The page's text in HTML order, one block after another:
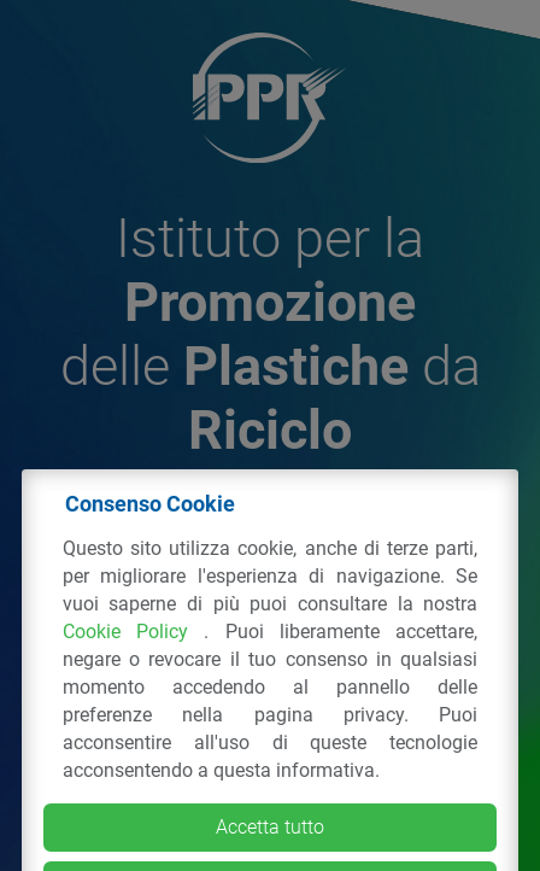
Istituto per la
Promozione
delle Plastiche da
Riciclo
Plastiche da Riciclo
C.F. 97381090154
Via San Vittore 36 20123Milano (MI)
Tel.: 02 43928225.
Tutti i diritti riservati Privacy Policy &Cookie
Consenso Cookie
Questo sito utilizza cookie, anche di terze parti,
per migliorare l'esperienza di navigazione. Se
vuoi saperne di più puoi consultare la nostra
Cookie Policy . Puoi liberamente accettare,
negare o revocare il tuo consenso in qualsiasi
momento accedendo al pannello delle
preferenze nella pagina privacy. Puoi
acconsentire all'uso di queste tecnologie
acconsentendo a questa informativa.
Accetta tutto